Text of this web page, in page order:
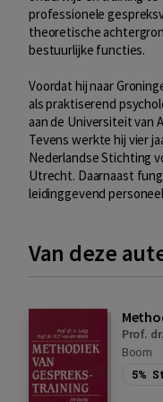
professionele
theoretische
bestuurlijke functies.
Voordat hij naar
als praktiserend
aan de Universiteit van
Tevens werkte hij vier
Nederlandse Stichting
Utrecht. Daarnaast
leidinggevend
Van deze
Prof.
Boom
5%